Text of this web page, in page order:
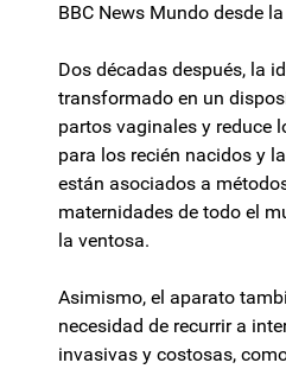
BBC News Mundo desde
Dos décadas después, la
transformado en un
partos vaginales y reduce
para los recién nacidos y
están asociados a
maternidades de todo el
la ventosa.
Asimismo, el aparato
necesidad de recurrir a
invasivas y costosas,